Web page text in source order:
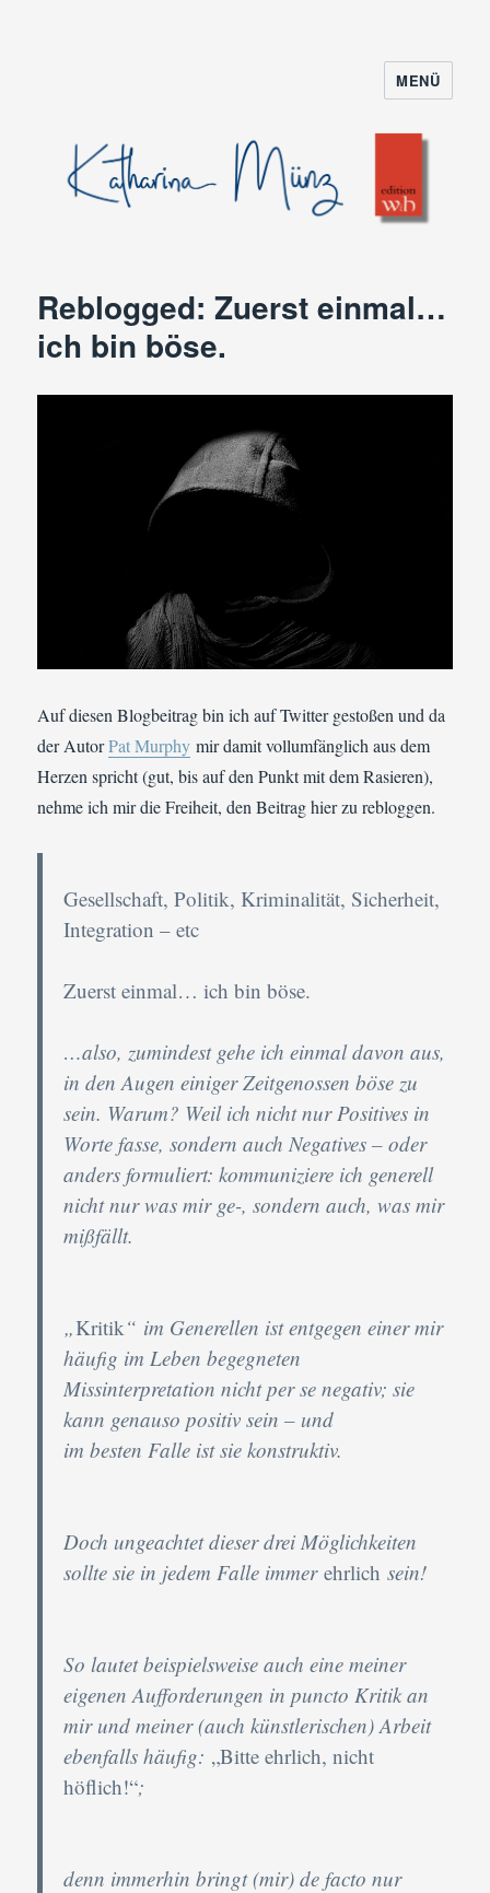
MENÜ
Reblogged: Zuerst einmal…
ich bin böse.
Auf diesen Blogbeitrag bin ich auf Twitter gestoßen und da
der AutorPat Murphy mir damit vollumfänglich aus dem
Herzen spricht (gut, bis auf den Punkt mit dem Rasieren),
nehme ich mir die Freiheit, den Beitrag hier zu rebloggen.
Gesellschaft, Politik, Kriminalität, Sicherheit,
Integration – etc
Zuerst einmal… ich bin böse.
…also, zumindest gehe ich einmal davon aus,
in den Augen einiger Zeitgenossen böse zu
sein. Warum? Weil ich nicht nur Positives in
Worte fasse, sondern auch Negatives – oder
anders formuliert: kommuniziere ich generell
nicht nur was mir ge-, sondern auch, was mir
mißfällt.
„Kritik“ im Generellen ist entgegen einer mir
häufig im Leben begegneten
Missinterpretation nicht per se negativ; sie
kann genauso positiv sein – und
im besten Falle ist sie konstruktiv.
Doch ungeachtet dieser drei Möglichkeiten
sollte sie in jedem Falle immerehrlich sein!
So lautet beispielsweise auch eine meiner
eigenen Aufforderungen in puncto Kritik an
mir und meiner (auch künstlerischen) Arbeit
ebenfalls häufig: „Bitte ehrlich, nicht
höflich!“;
denn immerhin bringt (mir) de facto nur